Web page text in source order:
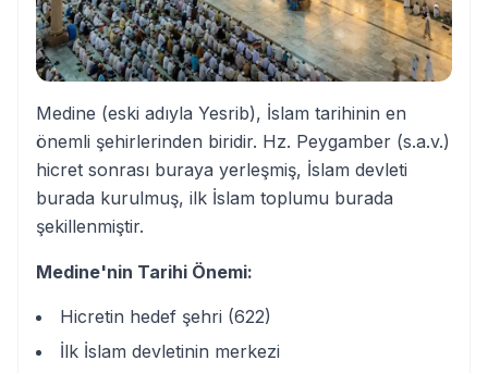
Medine (eski adıyla Yesrib), İslam tarihinin en
önemli şehirlerinden biridir. Hz. Peygamber (s.a.v.)
hicret sonrası buraya yerleşmiş, İslam devleti
burada kurulmuş, ilk İslam toplumu burada
şekillenmiştir.
Medine'nin Tarihi Önemi:
Hicretin hedef şehri (622)
İlk İslam devletinin merkezi